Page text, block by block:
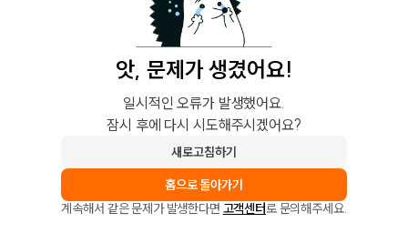
앗, 문제가 생겼어요!
일시적인 오류가 발생했어요.
잠시 후에 다시 시도해주시겠어요?
새로고침하기
홈으로 돌아가기
계속해서 같은 문제가 발생한다면 고객센터로 문의해주세요.